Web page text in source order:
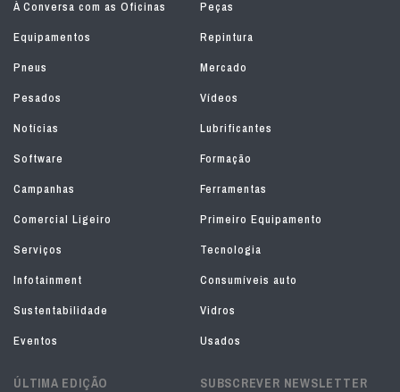
À Conversa com as Oficinas
Peças
Equipamentos
Repintura
Pneus
Mercado
Pesados
Vídeos
Notícias
Lubrificantes
Software
Formação
Campanhas
Ferramentas
Comercial Ligeiro
Primeiro Equipamento
Serviços
Tecnologia
Infotainment
Consumíveis auto
Sustentabilidade
Vidros
Eventos
Usados
ÚLTIMA EDIÇÃO SUBSCREVER NEWSLETTER